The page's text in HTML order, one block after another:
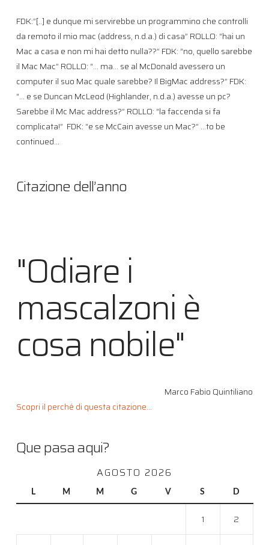
FDK:”[..] e dunque mi servirebbe un programmino che controlli
da remoto il mio mac (address, n.d.a.) di casa” ROLLO: “hai un
Mac a casa e non mi hai detto nulla??” FDK: “no, quello sarebbe
il Mac Mac” ROLLO: “… ma… se al McDonald avessero un
computer il suo Mac quale sarebbe? Il BigMac address?” FDK:
“… e se Duncan McLeod (Highlander, n.d.a.) avesse un pc?
Sarebbe il Mc Mac address?” ROLLO: “la faccenda si fa
complicata!” FDK: “e se McCain avesse un Mac?” …to be
continued…
Citazione dell’anno
"Odiare i
mascalzoni è
cosa nobile"
Marco Fabio Quintiliano
Scopri il perché di questa citazione...
Que pasa aqui?
AGOSTO 2026
L M M G V S D
1 2